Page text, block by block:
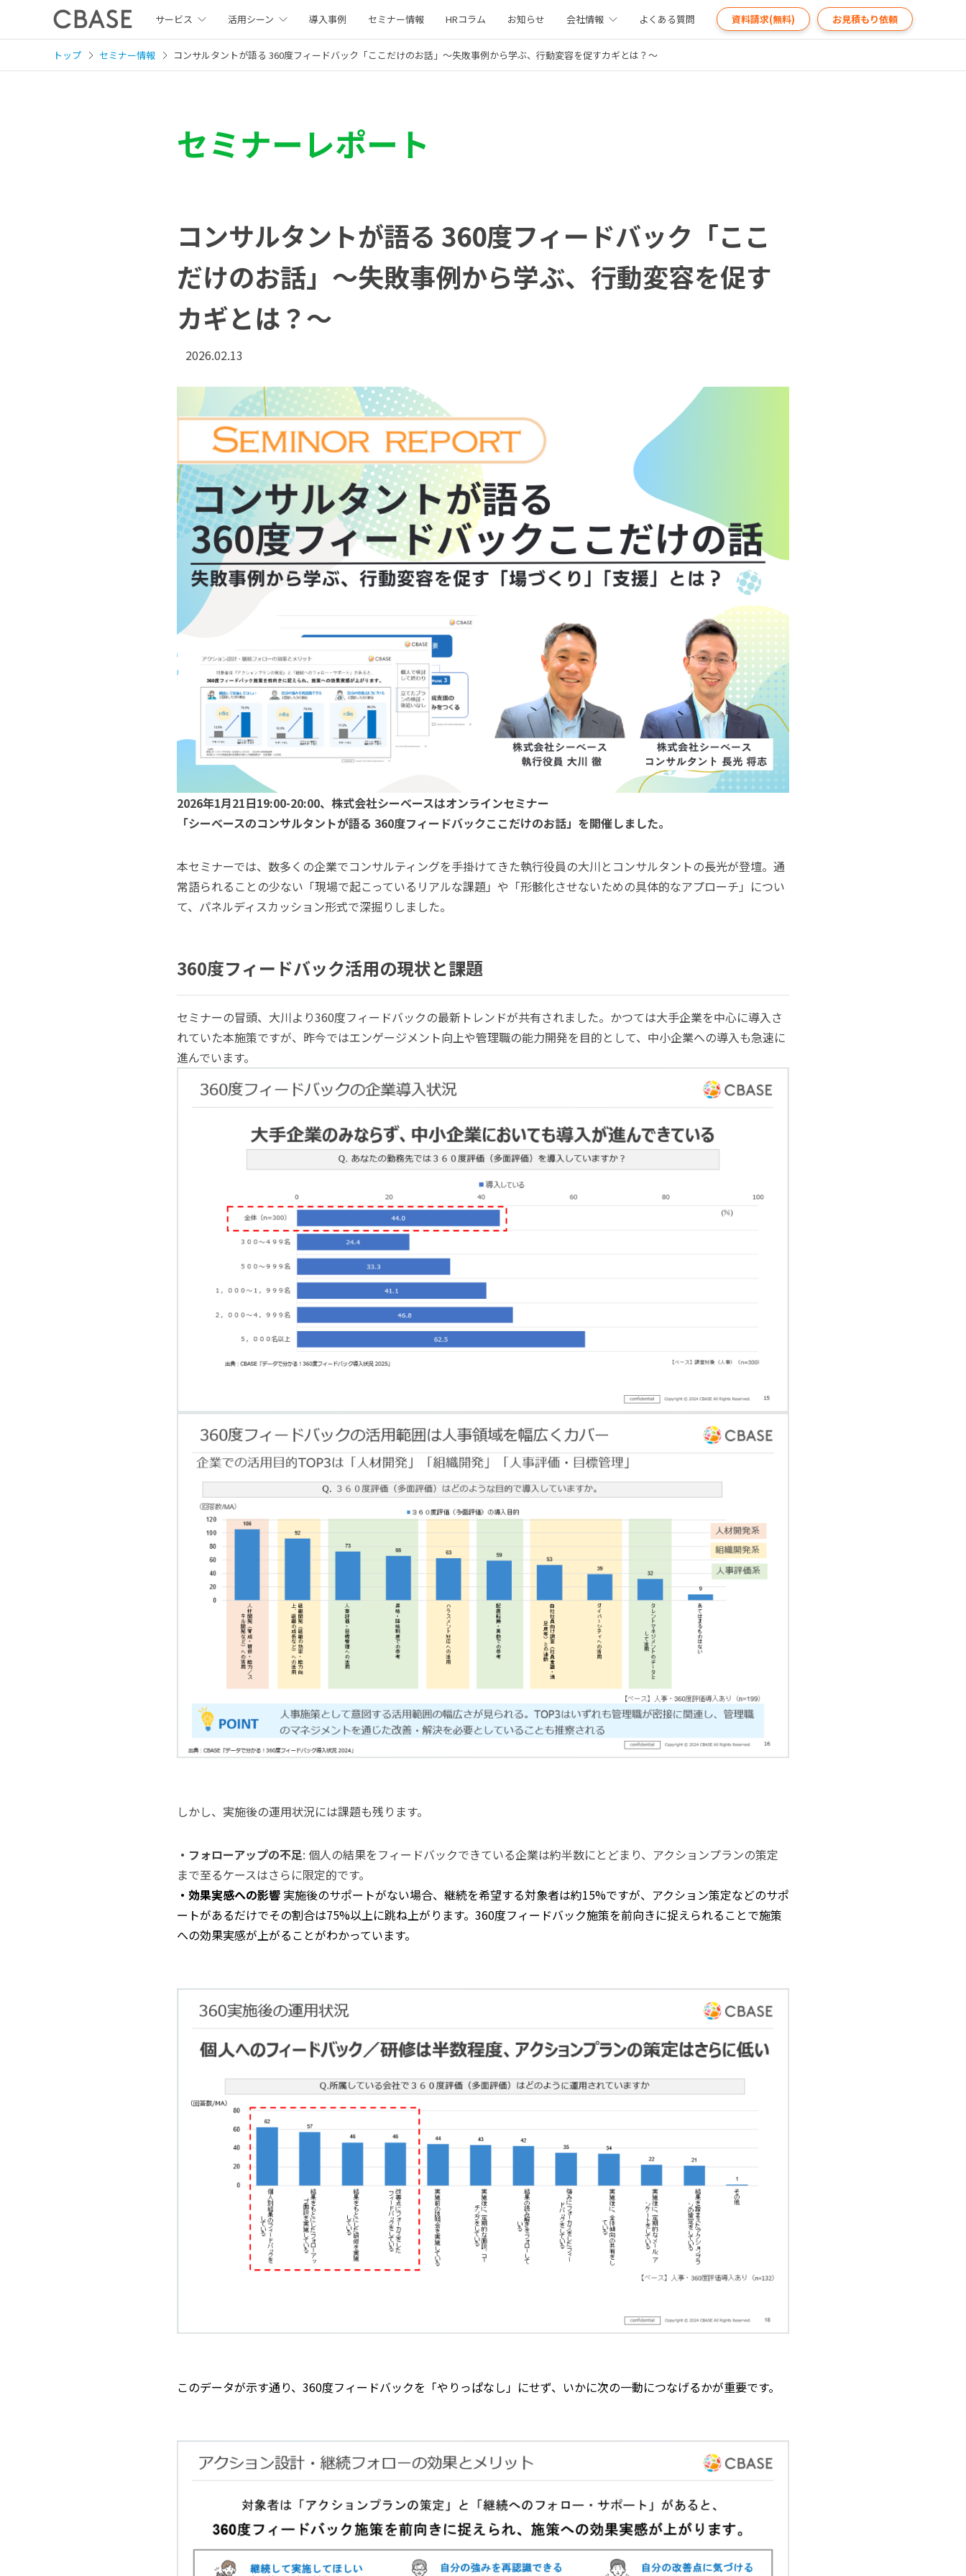
サービス 活用シーン 導入事例 セミナー情報 HRコラム お知らせ 会社情報 よくある質問 資料請求(無料) お見積もり依頼
トップ セミナー情報 コンサルタントが語る 360度フィードバック「ここだけのお話」〜失敗事例から学ぶ、行動変容を促すカギとは？〜
セミナーレポート
コンサルタントが語る 360度フィードバック「ここ
だけのお話」〜失敗事例から学ぶ、行動変容を促す
カギとは？〜
2026.02.13
2026年1月21日19:00-20:00、株式会社シーベースはオンラインセミナー
「シーベースのコンサルタントが語る 360度フィードバックここだけのお話」を開催しました。
本セミナーでは、数多くの企業でコンサルティングを手掛けてきた執行役員の大川とコンサルタントの長光が登壇。通
常語られることの少ない「現場で起こっているリアルな課題」や「形骸化させないための具体的なアプローチ」につい
て、パネルディスカッション形式で深掘りしました。
360度フィードバック活用の現状と課題
セミナーの冒頭、大川より360度フィードバックの最新トレンドが共有されました。かつては大手企業を中心に導入さ
れていた本施策ですが、昨今ではエンゲージメント向上や管理職の能力開発を目的として、中小企業への導入も急速に
進んでいます。
しかし、実施後の運用状況には課題も残ります。
・フォローアップの不足: 個人の結果をフィードバックできている企業は約半数にとどまり、アクションプランの策定
まで至るケースはさらに限定的です。
・効果実感への影響 実施後のサポートがない場合、継続を希望する対象者は約15%ですが、アクション策定などのサポ
ートがあるだけでその割合は75%以上に跳ね上がります。360度フィードバック施策を前向きに捉えられることで施策
への効果実感が上がることがわかっています。
このデータが示す通り、360度フィードバックを「やりっぱなし」にせず、いかに次の一動につなげるかが重要です。